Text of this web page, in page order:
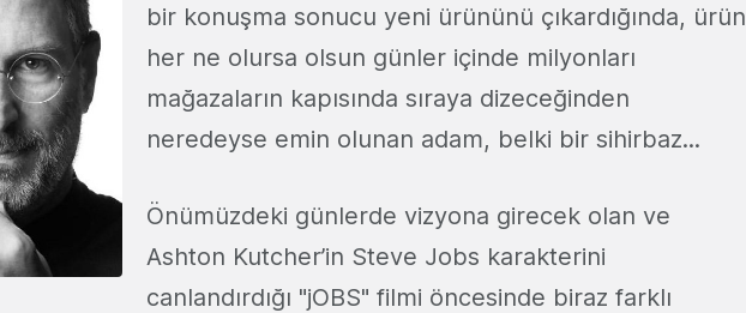
bir konuşma sonucu yeni ürününü çıkardığında, ürün
her ne olursa olsun günler içinde milyonları
mağazaların kapısında sıraya dizeceğinden
neredeyse emin olunan adam, belki bir sihirbaz...
Önümüzdeki günlerde vizyona girecek olan ve
Ashton Kutcher’in Steve Jobs karakterini
canlandırdığı "jOBS" filmi öncesinde biraz farklı